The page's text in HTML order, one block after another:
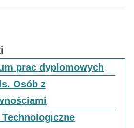
prac dyplomowych
Osób z